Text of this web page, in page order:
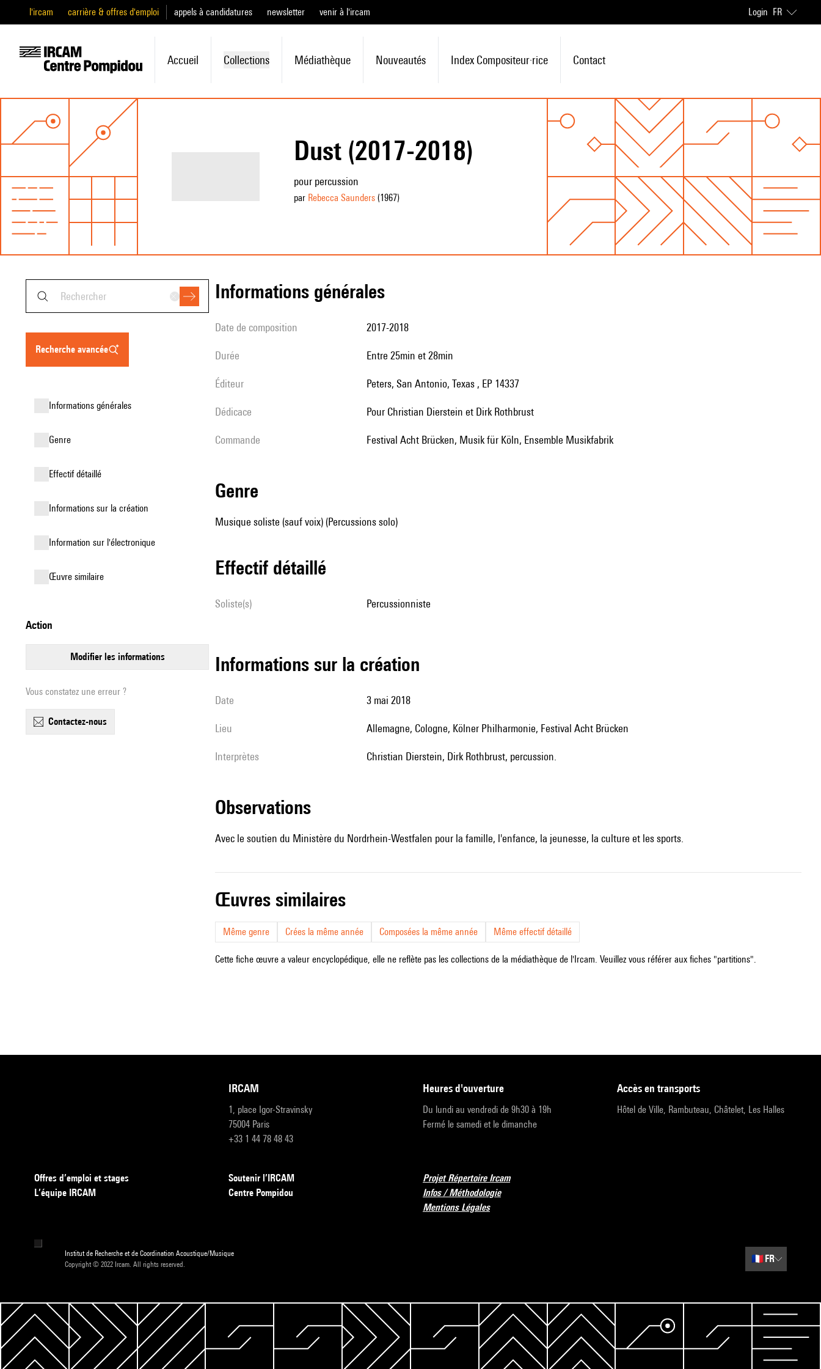
l'ircam carrière & offres d'emploi appels à candidatures newsletter venir à l'ircam Login FR
Accueil Collections Médiathèque Nouveautés Index Compositeur·rice Contact
Dust (2017-2018)
pour percussion
par Rebecca Saunders(1967)
recherche avancée
informations générales
genre
effectif détaillé
informations sur la création
Information sur l'électronique
œuvre similaire
action
modifier les informations
Vous constatez une erreur ?
contactez-nous
informations générales
date de composition 2017-2018
durée entre 25min et 28min
éditeur Peters, San Antonio, Texas , EP 14337
Dédicace Pour Christian Dierstein et Dirk Rothbrust
Commande Festival Acht Brücken, Musik für Köln, Ensemble Musikfabrik
genre
Musique soliste (sauf voix) (Percussions solo)
effectif détaillé
Soliste(s) percussionniste
informations sur la création
date 3 mai 2018
lieu Allemagne, Cologne, Kölner Philharmonie, Festival Acht Brücken
interprètes Christian Dierstein, Dirk Rothbrust, percussion.
observations
Avec le soutien du Ministère du Nordrhein-Westfalen pour la famille, l'enfance, la jeunesse, la culture et les sports.
œuvres similaires
Même genre Crées la même année Composées la même année Même effectif détaillé
Cette fiche œuvre a valeur encyclopédique, elle ne reflète pas les collections de la médiathèque de l'Ircam. Veuillez vous référer aux fiches "partitions".
IRCAM
1, place Igor-Stravinsky
75004 Paris
+33 1 44 78 48 43
heures d'ouverture
Du lundi au vendredi de 9h30 à 19h
Fermé le samedi et le dimanche
accès en transports
Hôtel de Ville, Rambuteau, Châtelet, Les Halles
Offres d’emploi et stages
L’équipe IRCAM
Soutenir l’IRCAM
Centre Pompidou
Projet Répertoire Ircam
Infos / Méthodologie
Mentions Légales
Institut de Recherche et de Coordination Acoustique/Musique
Copyright © 2022 Ircam. All rights reserved.
🇫🇷 FR